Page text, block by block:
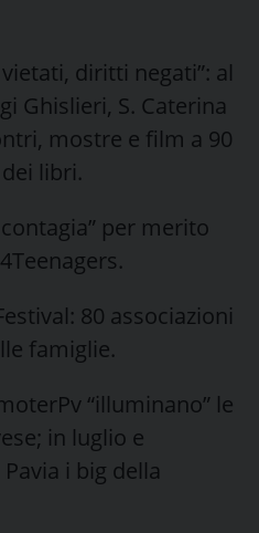
diritti negati”: al
Ghislieri, S. Caterina
mostre e film a 90
libri.
per merito
80 associazioni
famiglie.
“illuminano” le
in luglio e
i big della